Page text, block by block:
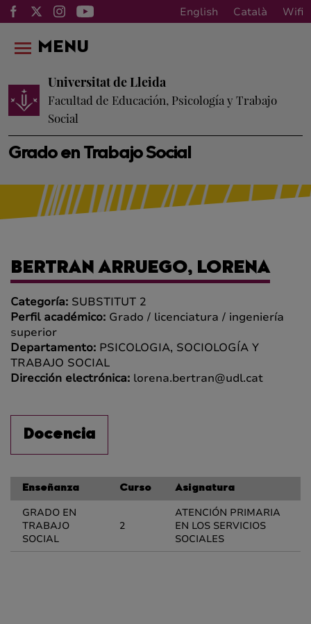
English Català Wifi
Grado en Trabajo Social
Universitat de Lleida
Facultad de Educación, Psicología y Trabajo
Social
MENU
BERTRAN ARRUEGO, LORENA
Categoría: SUBSTITUT 2
Perfil académico: Grado / licenciatura / ingeniería
superior
Departamento: PSICOLOGIA, SOCIOLOGÍA Y
TRABAJO SOCIAL
Dirección electrónica: lorena.bertran@udl.cat
Docencia
Enseñanza Curso Asignatura
GRADO EN
TRABAJO
SOCIAL
2
ATENCIÓN PRIMARIA
EN LOS SERVICIOS
SOCIALES